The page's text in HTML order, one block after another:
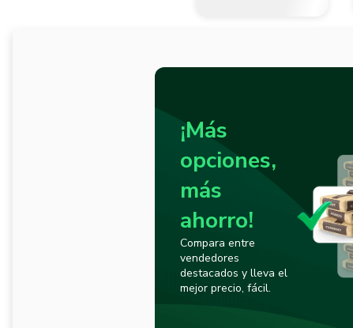
¡Más
opciones,
más
ahorro!
Compara entre
vendedores
destacados y lleva el
mejor precio, fácil.